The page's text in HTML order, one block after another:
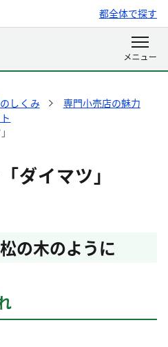
都全体で探す
しくみ
専門小売店の魅力
ダイマツ」
の木のように